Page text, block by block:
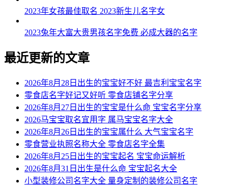
2023年女孩最佳取名 2023新生儿名字女
2023兔年大富大贵男孩名字免费 必成大器的名字
最近更新的文章
2026年8月28日出生的宝宝好不好 最吉利宝宝名字
零食店名字好记又好听 零食店铺名字分享
2026年8月27日出生的宝宝是什么命 宝宝名字分享
2026马宝宝取名宜用字 属马宝宝名字大全
2026年8月26日出生的宝宝属什么 大气宝宝名字
零食营业执照名称大全 零食店名字全集
2026年8月25日出生的宝宝起名 宝宝命运解析
2026年8月31日出生是什么命 宝宝起名大全
小型装修公司名字大全 量身定制的装修公司名字